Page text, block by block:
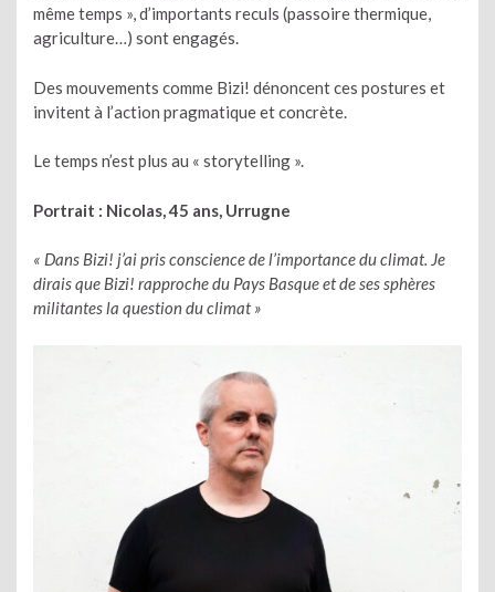
même temps », d’importants reculs (passoire thermique,
agriculture…) sont engagés.
Des mouvements comme Bizi! dénoncent ces postures et
invitent à l’action pragmatique et concrète.
Le temps n’est plus au « storytelling ».
Portrait : Nicolas, 45 ans, Urrugne
« Dans Bizi! j’ai pris conscience de l’importance du climat. Je
dirais que Bizi! rapproche du Pays Basque et de ses sphères
militantes la question du climat »